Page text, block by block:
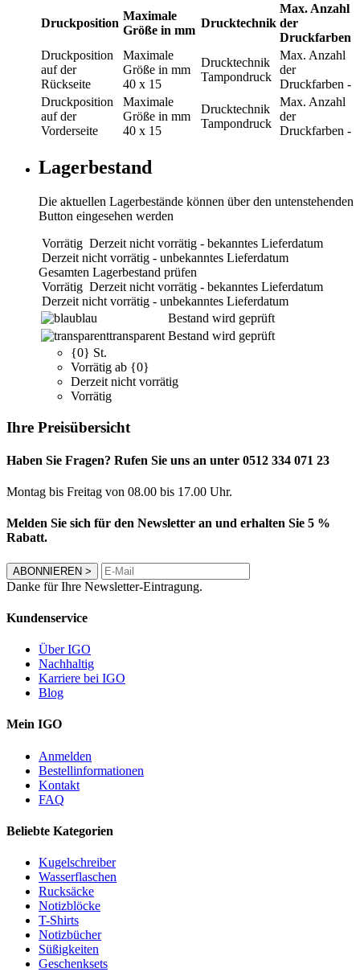
Druckposition
Maximale
Größe in mm
Drucktechnik
Max. Anzahl
der
Druckfarben
Druckposition
auf der
Rückseite
Maximale
Größe in mm
40 x 15
Drucktechnik
Tampondruck
Max. Anzahl
der
Druckfarben -
Druckposition
auf der
Vorderseite
Maximale
Größe in mm
40 x 15
Drucktechnik
Tampondruck
Max. Anzahl
der
Druckfarben -
Lagerbestand
Die aktuellen Lagerbestände können über den untenstehenden
Button eingesehen werden
Vorrätig Derzeit nicht vorrätig - bekanntes Lieferdatum
Derzeit nicht vorrätig - unbekanntes Lieferdatum
Gesamten Lagerbestand prüfen
Vorrätig Derzeit nicht vorrätig - bekanntes Lieferdatum
Derzeit nicht vorrätig - unbekanntes Lieferdatum
blau
Bestand wird geprüft
transparent Bestand wird geprüft
{0} St.
Vorrätig ab {0}
Derzeit nicht vorrätig
Vorrätig
Ihre Preisübersicht
Haben Sie Fragen? Rufen Sie uns an unter 0512 334 071 23
Montag bis Freitag von 08.00 bis 17.00 Uhr.
Melden Sie sich für den Newsletter an und erhalten Sie 5 %
Rabatt.
ABONNIEREN >
Danke für Ihre Newsletter-Eintragung.
Kundenservice
Über IGO
Nachhaltig
Karriere bei IGO
Blog
Mein IGO
Anmelden
Bestellinformationen
Kontakt
FAQ
Beliebte Kategorien
Kugelschreiber
Wasserflaschen
Rucksäcke
Notizblöcke
T-Shirts
Notizbücher
Süßigkeiten
Geschenksets